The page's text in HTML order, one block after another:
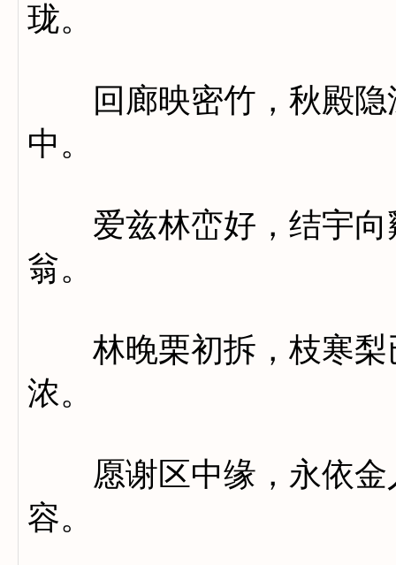
珑。
回廊映密竹，秋殿隐
中。
爱兹林峦好，结宇向
翁。
林晚栗初拆，枝寒梨
浓。
愿谢区中缘，永依金
容。